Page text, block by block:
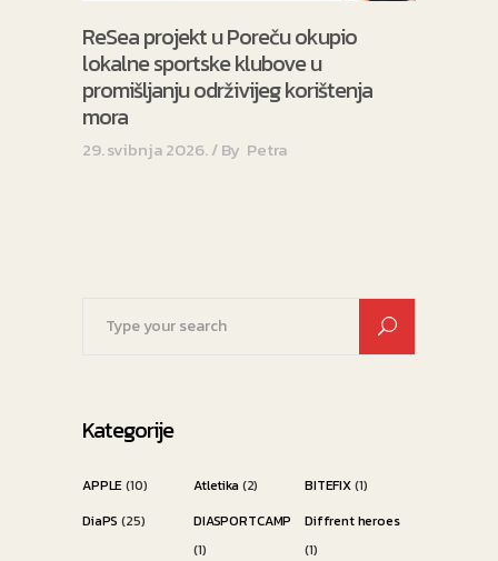
ReSea projekt u Poreču okupio
lokalne sportske klubove u
promišljanju održivijeg korištenja
mora
29. svibnja 2026. By Petra
Kategorije
APPLE(10) Atletika (2) BITEFIX(1)
DiaPS (25)
DIASPORTCAMP
(1)
Diffrent heroes
(1)